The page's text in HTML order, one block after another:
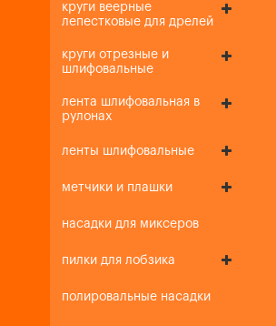
круги веерные
лепестковые для дрелей
круги отрезные и
шлифовальные
лента шлифовальная в
рулонах
ленты шлифовальные
метчики и плашки
насадки для миксеров
пилки для лобзика
полировальные насадки